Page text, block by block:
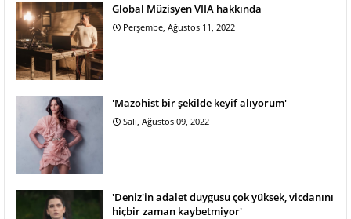
Global Müzisyen VIIA hakkında
Perşembe, Ağustos 11, 2022
'Mazohist bir şekilde keyif alıyorum'
Salı, Ağustos 09, 2022
'Deniz'in adalet duygusu çok yüksek, vicdanını
hiçbir zaman kaybetmiyor'